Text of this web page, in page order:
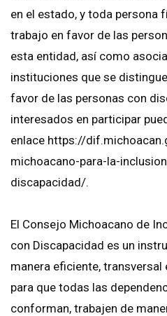
en el estado, y toda persona
trabajo en favor de las
esta entidad, así como
instituciones que se
favor de las personas con
interesados en participar
enlace https://
michoacano-para-la-
discapacidad/.
El Consejo Michoacano de
con Discapacidad es un
manera eficiente, transversal
para que todas las
conforman, trabajen de